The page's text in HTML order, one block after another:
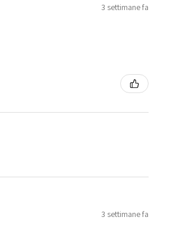
3 settimane fa
3 settimane fa